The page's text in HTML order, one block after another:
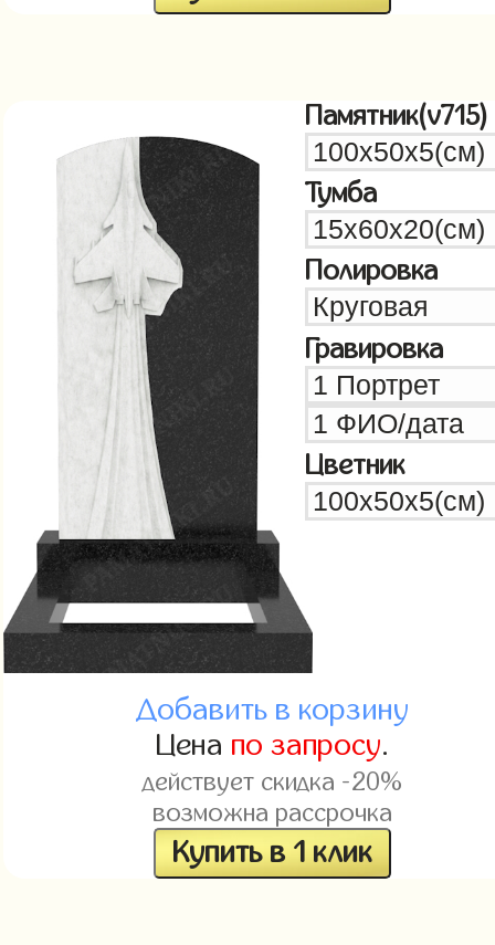
Памятник(v715)
Тумба
Полировка
Гравировка
Цветник
Добавить в корзину
Цена по запросу.
действует скидка -20%
возможна рассрочка
Купить в 1 клик